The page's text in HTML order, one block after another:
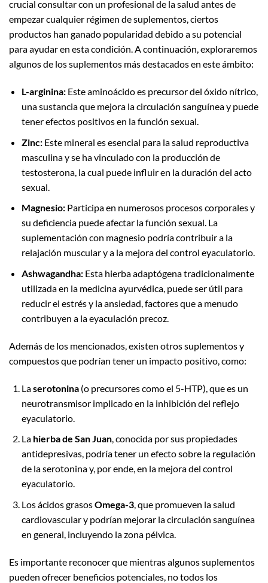
crucial consultar con un profesional de la salud antes de
empezar cualquier régimen de suplementos, ciertos
productos han ganado popularidad debido a su potencial
para ayudar en esta condición. A continuación, exploraremos
algunos de los suplementos más destacados en este ámbito:
L-arginina:Este aminoácido es precursor del óxido nítrico,
una sustancia que mejora la circulación sanguínea y puede
tener efectos positivos en la función sexual.
Zinc:Este mineral es esencial para la salud reproductiva
masculina y se ha vinculado con la producción de
testosterona, la cual puede influir en la duración del acto
sexual.
Magnesio:Participa en numerosos procesos corporales y
su deficiencia puede afectar la función sexual. La
suplementación con magnesio podría contribuir a la
relajación muscular y a la mejora del control eyaculatorio.
Ashwagandha:Esta hierba adaptógena tradicionalmente
utilizada en la medicina ayurvédica, puede ser útil para
reducir el estrés y la ansiedad, factores que a menudo
contribuyen a la eyaculación precoz.
Además de los mencionados, existen otros suplementos y
compuestos que podrían tener un impacto positivo, como:
Laserotonina(o precursores como el 5-HTP), que es un
neurotransmisor implicado en la inhibición del reflejo
eyaculatorio.
La hierba de San Juan, conocida por sus propiedades
antidepresivas, podría tener un efecto sobre la regulación
de la serotonina y, por ende, en la mejora del control
eyaculatorio.
Los ácidos grasosOmega-3, que promueven la salud
cardiovascular y podrían mejorar la circulación sanguínea
en general, incluyendo la zona pélvica.
Es importante reconocer que mientras algunos suplementos
pueden ofrecer beneficios potenciales, no todos los